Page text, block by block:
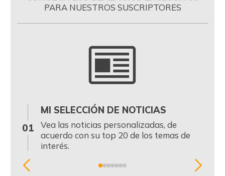
PARA NUESTROS SUSCRIPTORES
01
MI SELECCIÓN DE NOTICIAS
Vea las noticias personalizadas, de
acuerdo con su top 20 de los temas de
interés.
Item